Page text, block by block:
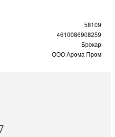
58109
4610086908259
Брокар
ООО Арома Пром